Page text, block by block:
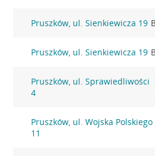
Pruszków, ul. Sienkiewicza 19
Pruszków, ul. Sienkiewicza 19
Pruszków, ul. Sprawiedliwości
4
Pruszków, ul. Wojska Polskiego
11